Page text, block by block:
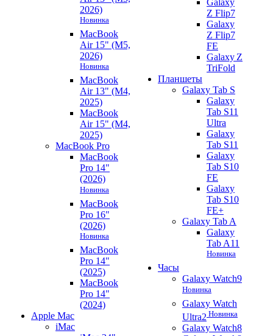
2026)
Новинка
MacBook
Air 15" (M5,
2026)
Новинка
MacBook
Air 13" (M4,
2025)
MacBook
Air 15" (M4,
2025)
MacBook Pro
MacBook
Pro 14"
(2026)
Новинка
MacBook
Pro 16"
(2026)
Новинка
MacBook
Pro 14"
(2025)
MacBook
Pro 14"
(2024)
Apple Mac
iMac
Galaxy
Z Flip7
Galaxy
Z Flip7
FE
Galaxy Z
TriFold
Планшеты
Galaxy Tab S
Galaxy
Tab S11
Ultra
Galaxy
Tab S11
Galaxy
Tab S10
FE
Galaxy
Tab S10
FE+
Galaxy Tab A
Galaxy
Tab A11
Новинка
Часы
Galaxy Watch9
Новинка
Galaxy Watch
Ultra2 Новинка
Galaxy Watch8